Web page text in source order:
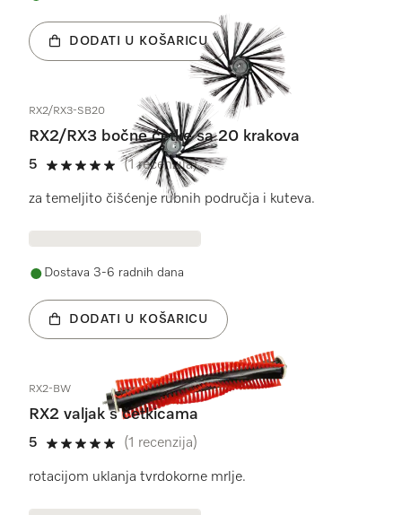
DODATI U KOŠARICU
RX2/RX3-SB20
RX2/RX3 bočne četke sa 20 krakova
5
5 od 5
(1 recenzija)
za temeljito čišćenje rubnih područja i kuteva.
Dostava 3-6 radnih dana
DODATI U KOŠARICU
RX2-BW
RX2 valjak s četkicama
5
5 od 5
(1 recenzija)
rotacijom uklanja tvrdokorne mrlje.